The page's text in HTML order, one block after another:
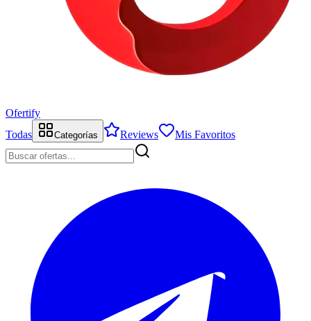
Ofertify
Todas
Categorías Reviews Mis Favoritos